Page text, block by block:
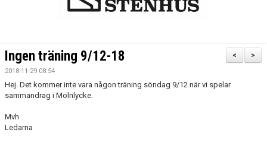
BILDGALLERI
DOKUMENT
NYHETSARKIV
>
<
Ingen träning 9/12-18
2018-11-29 08:54
Hej. Det kommer inte vara någon träning söndag 9/12 när vi spelar
sammandrag i Mölnlycke.
Mvh
Ledarna